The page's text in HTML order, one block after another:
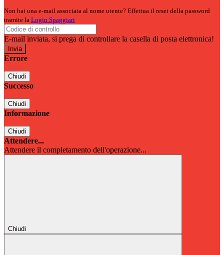
Non hai una e-mail associata al nome utente? Effettua il reset della password
tramite la Login Spaggiari
E-mail inviata, si prega di controllare la casella di posta elettronica!
Errore
Chiudi
Successo
Chiudi
Informazione
Chiudi
Attendere...
Attendere il completamento dell'operazione...
Chiudi